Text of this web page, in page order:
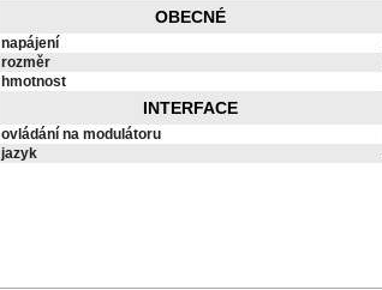
OBECNÉ
napájení
rozměr
hmotnost
INTERFACE
ovládání na modulátoru
jazyk